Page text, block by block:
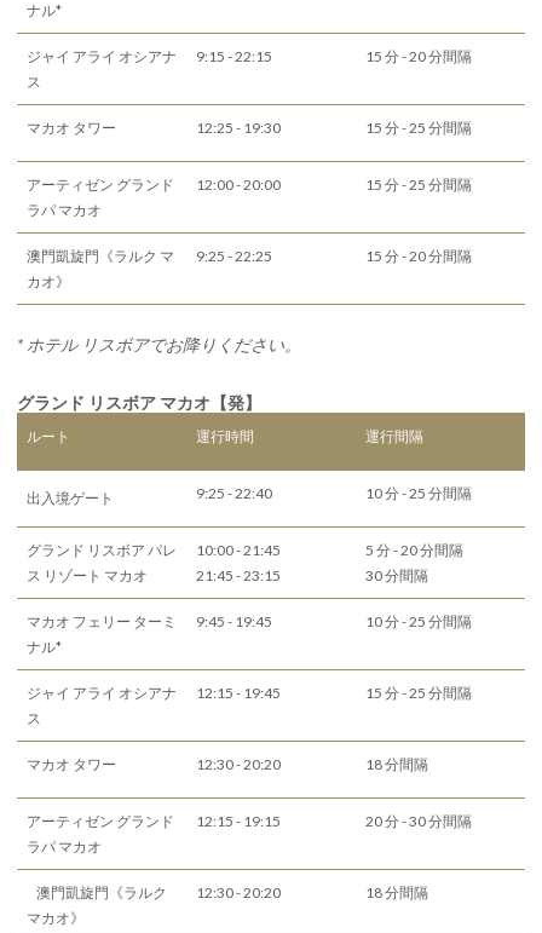
ナル*
ジャイ アライ オシアナ
ス
9:15 - 22:15 15 分 - 20 分間隔
マカオ タワー 12:25 - 19:30 15 分 - 25 分間隔
アーティゼン グランド
ラパ マカオ
12:00 - 20:00 15 分 - 25 分間隔
澳門凱旋門《ラルク マ
カオ》
9:25 - 22:25 15 分 - 20 分間隔
* ホテル リスボアでお降りください。
グランド リスボア マカオ【発】
ルート 運行時間 運行間隔
出入境ゲート 9:25 - 22:40 10 分 - 25 分間隔
グランド リスボア パレ
ス リゾート マカオ
10:00 - 21:45
21:45 - 23:15
5 分 - 20 分間隔
30 分間隔
マカオ フェリー ターミ
ナル*
9:45 - 19:45 10 分 - 25 分間隔
ジャイ アライ オシアナ
ス
12:15 - 19:45 15 分 - 25 分間隔
マカオ タワー 12:30 - 20:20 18 分間隔
アーティゼン グランド
ラパ マカオ
12:15 - 19:15 20 分 - 30 分間隔
澳門凱旋門《ラルク
マカオ》
12:30 - 20:20 18 分間隔